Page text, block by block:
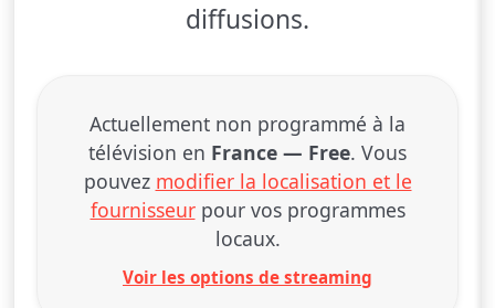
diffusions.
Actuellement non programmé à la
télévision en France — Free. Vous
pouvez modifier la localisation et le
fournisseurpour vos programmes
locaux.
Voir les options de streaming